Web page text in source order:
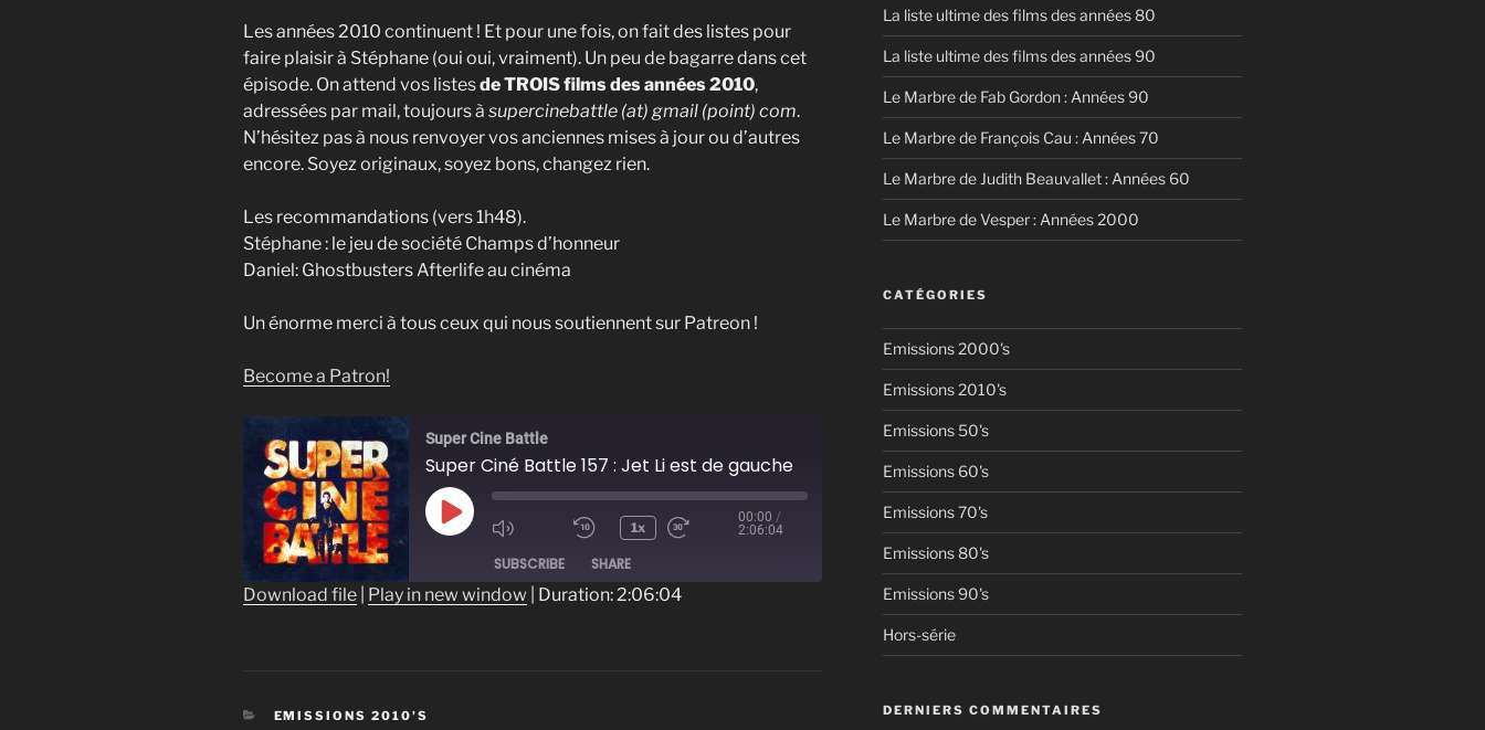
Les années 2010 continuent ! Et pour une fois, on fait des listes pour
faire plaisir à Stéphane (oui oui, vraiment). Un peu de bagarre dans cet
épisode. On attend vos listesde TROIS films des années 2010,
adressées par mail, toujours à supercinebattle (at) gmail (point) com.
N’hésitez pas à nous renvoyer vos anciennes mises à jour ou d’autres
encore. Soyez originaux, soyez bons, changez rien.
Les recommandations (vers 1h48).
Stéphane : le jeu de société Champs d’honneur
Daniel: Ghostbusters Afterlife au cinéma
Un énorme merci à tous ceux qui nous soutiennent sur Patreon !
Become a Patron!
Super Cine Battle
Super Ciné Battle 157 : Jet Li est de gauche
Play
1x
00:00 /
2:06:04
SUBSCRIBE SHARE
EMBED
Download file Play in new window Duration: 2:06:04
CATÉGORIES
EMISSIONS 2010'S
La liste ultime des films des années 80
La liste ultime des films des années 90
Le Marbre de Fab Gordon : Années 90
Le Marbre de François Cau : Années 70
Le Marbre de Judith Beauvallet : Années 60
Le Marbre de Vesper : Années 2000
CATÉGORIES
Emissions 2000's
Emissions 2010's
Emissions 50's
Emissions 60's
Emissions 70's
Emissions 80's
Emissions 90's
Hors-série
DERNIERS COMMENTAIRES